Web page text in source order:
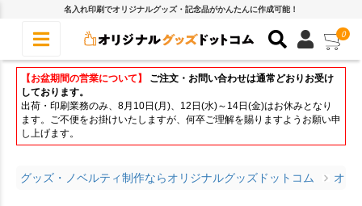
名入れ印刷でオリジナルグッズ・記念品がかんたんに作成可能！
0
【お盆期間の営業について】
ご注文・お問い合わせは通常どおりお受け
しております。
出荷・印刷業務のみ、8月10日(月)、12日(水)～14日(金)はお休みとなり
ます。ご不便をお掛けいたしますが、何卒ご理解を賜りますようお願い申
し上げます。
グッズ・ノベルティ制作ならオリジナルグッズドットコム オリ